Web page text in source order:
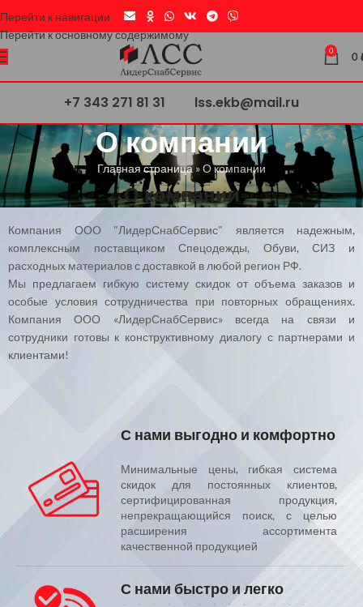
Перейти к навигации
Перейти к основному содержимому
0 0
+7 343 271 81 31 lss.ekb@mail.ru
О компании
Главная страница»О компании
О компании
Компания ООО "ЛидерСнабСервис" является надежным,
комплексным поставщиком Спецодежды, Обуви, СИЗ и
расходных материалов с доставкой в любой регион РФ.
Мы предлагаем гибкую систему скидок от объема заказов и
особые условия сотрудничества при повторных обращениях.
Компания ООО «ЛидерСнабСервис» всегда на связи и
сотрудники готовы к конструктивному диалогу с партнерами и
клиентами!
С нами выгодно и комфортно
Минимальные цены, гибкая система
скидок для постоянных клиентов,
сертифицированная продукция,
непрекращающийся поиск, с целью
расширения ассортимента
качественной продукцией
С нами быстро и легко